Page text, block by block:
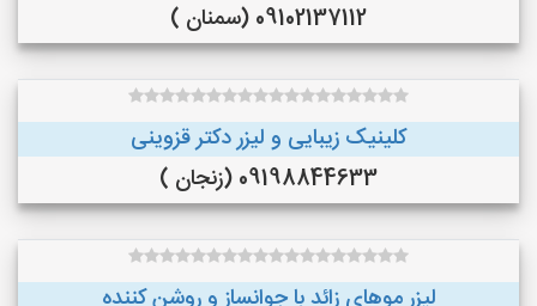
09102137112 (سمنان )
کلینیک زیبایی و لیزر دکتر قزوینی
09198844633 (زنجان )
لیزر موهای زائد با جوانساز و روشن کننده